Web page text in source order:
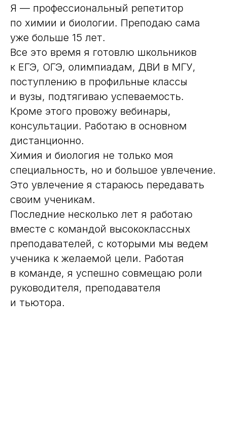
Я — профессиональный репетитор
по химии и биологии. Преподаю сама
уже больше 15 лет.
Все это время я готовлю школьников
к ЕГЭ, ОГЭ, олимпиадам, ДВИ в МГУ,
поступлению в профильные классы
и вузы, подтягиваю успеваемость.
Кроме этого провожу вебинары,
консультации. Работаю в основном
дистанционно.
Химия и биология не только моя
специальность, но и большое увлечение.
Это увлечение я стараюсь передавать
своим ученикам.
Последние несколько лет я работаю
вместе с командой высококлассных
преподавателей, с которыми мы ведем
ученика к желаемой цели. Работая
в команде, я успешно совмещаю роли
руководителя, преподавателя
и тьютора.